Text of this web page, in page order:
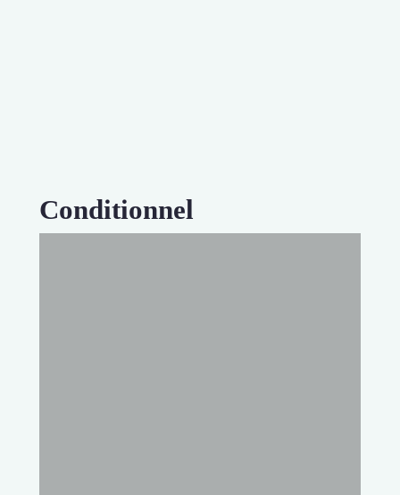
Conditionnel